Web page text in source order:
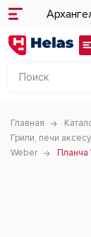
Главная
Грили, печи
Weber
Планча